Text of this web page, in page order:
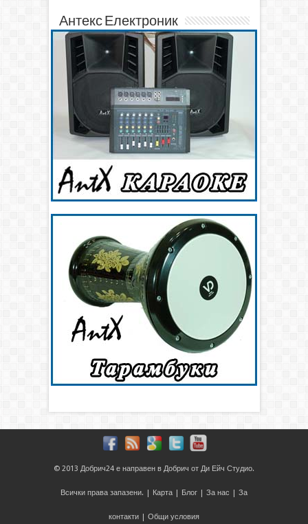
Антекс Електроник
© 2013 Добрич24 е направен в Добрич от Ди Ейч Студио.
Всички права запазени. | Карта | Блог | За нас | За
контакти | Общи условия